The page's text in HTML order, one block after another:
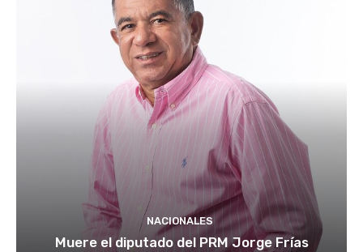
NACIONALES
Muere el diputado del PRM Jorge Frías